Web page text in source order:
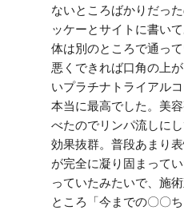
ないところばかりだっ
ッケーとサイトに書い
体は別のところで通っ
悪くできれば口角の上
いプラチナトライアル
本当に最高でした。美
べたのでリンパ流しに
効果抜群。普段あまり
が完全に凝り固まって
っていたみたいで、施
ところ「今までの〇〇